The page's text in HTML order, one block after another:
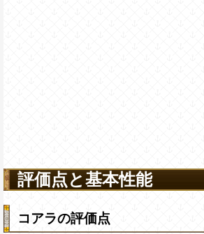
評価点と基本性能
コアラの評価点